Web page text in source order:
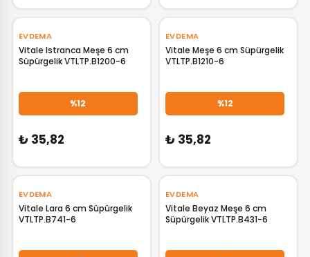
EVDEMA
Vitale Istranca Meşe 6 cm
Süpürgelik VTLTP.B1200-6
%12
₺ 35,82
EVDEMA
Vitale Meşe 6 cm Süpürgelik
VTLTP.B1210-6
%12
₺ 35,82
EVDEMA
Vitale Lara 6 cm Süpürgelik
VTLTP.B741-6
EVDEMA
Vitale Beyaz Meşe 6 cm
Süpürgelik VTLTP.B431-6